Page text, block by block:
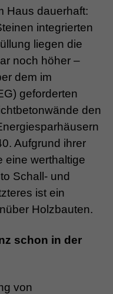
Haus dauerhaft:
integrierten
liegen die
noch höher –
dem im
geforderten
den
Aufgrund ihrer
eine werthaltige
Schall- und
ist ein
Holzbauten.
schon in der
von